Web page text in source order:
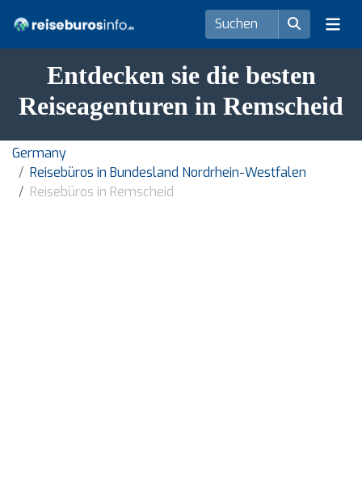
Entdecken sie die besten
Reiseagenturen in Remscheid
Germany
Reisebüros in Bundesland Nordrhein-Westfalen
Reisebüros in Remscheid